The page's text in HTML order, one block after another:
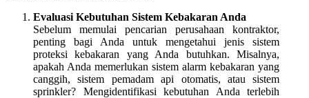
Evaluasi Kebutuhan Sistem Kebakaran Anda
Sebelum memulai pencarian perusahaan kontraktor,
penting bagi Anda untuk mengetahui jenis sistem
proteksi kebakaran yang Anda butuhkan. Misalnya,
apakah Anda memerlukan sistem alarm kebakaran yang
canggih, sistem pemadam api otomatis, atau sistem
sprinkler? Mengidentifikasi kebutuhan Anda terlebih